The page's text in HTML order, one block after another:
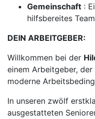
Gemeinschaft :
hilfsbereites
DEIN ARBEITGEBER:
Willkommen bei der
einem Arbeitgeber,
moderne
In unseren zwölf
ausgestatteten